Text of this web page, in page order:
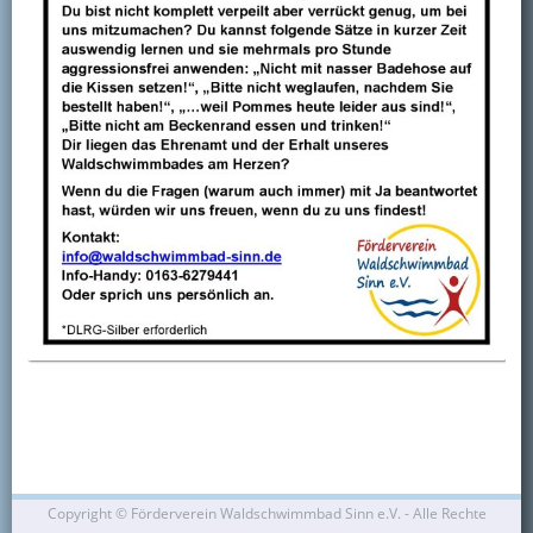
Kontakt
Mitglied werden
Copyright © Förderverein Waldschwimmbad Sinn e.V. - Alle Rechte